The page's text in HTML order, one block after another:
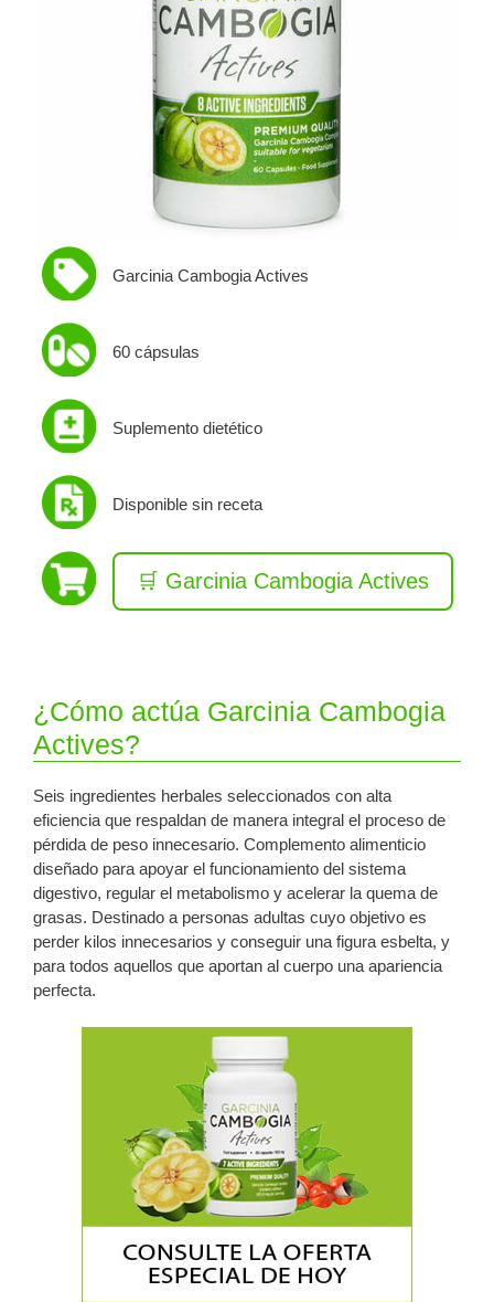
Garcinia Cambogia Actives
60 cápsulas
Suplemento dietético
Disponible sin receta
🛒 Garcinia Cambogia Actives
¿Cómo actúa Garcinia Cambogia
Actives?
Seis ingredientes herbales seleccionados con alta
eficiencia que respaldan de manera integral el proceso de
pérdida de peso innecesario. Complemento alimenticio
diseñado para apoyar el funcionamiento del sistema
digestivo, regular el metabolismo y acelerar la quema de
grasas. Destinado a personas adultas cuyo objetivo es
perder kilos innecesarios y conseguir una figura esbelta, y
para todos aquellos que aportan al cuerpo una apariencia
perfecta.